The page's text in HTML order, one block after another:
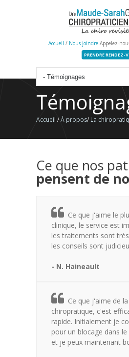
Accueil / Nous joindre Appelez-
PRENDRE RENDEZ-
Accueil /À propos/ La
Ce que nos
pensent de
Ce que j'aime le
clinique, le service est
les traitements sont
les conseils sont
- N. Haineault
Ce que j'aime de la
chiropratique, c'est
rapide. Initialement je
pour un blocage dans
et je peux maintenant